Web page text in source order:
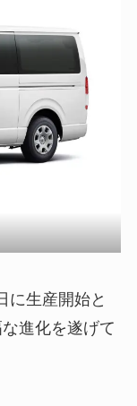
に生産開始と
進化を遂げて